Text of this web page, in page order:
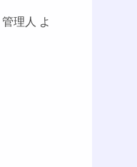
管理人 よ